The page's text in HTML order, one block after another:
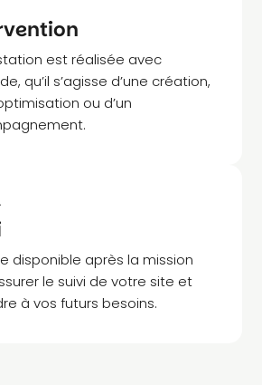
est réalisée avec
qu’il s’agisse d’une création,
ou d’un
disponible après la mission
le suivi de votre site et
à vos futurs besoins.